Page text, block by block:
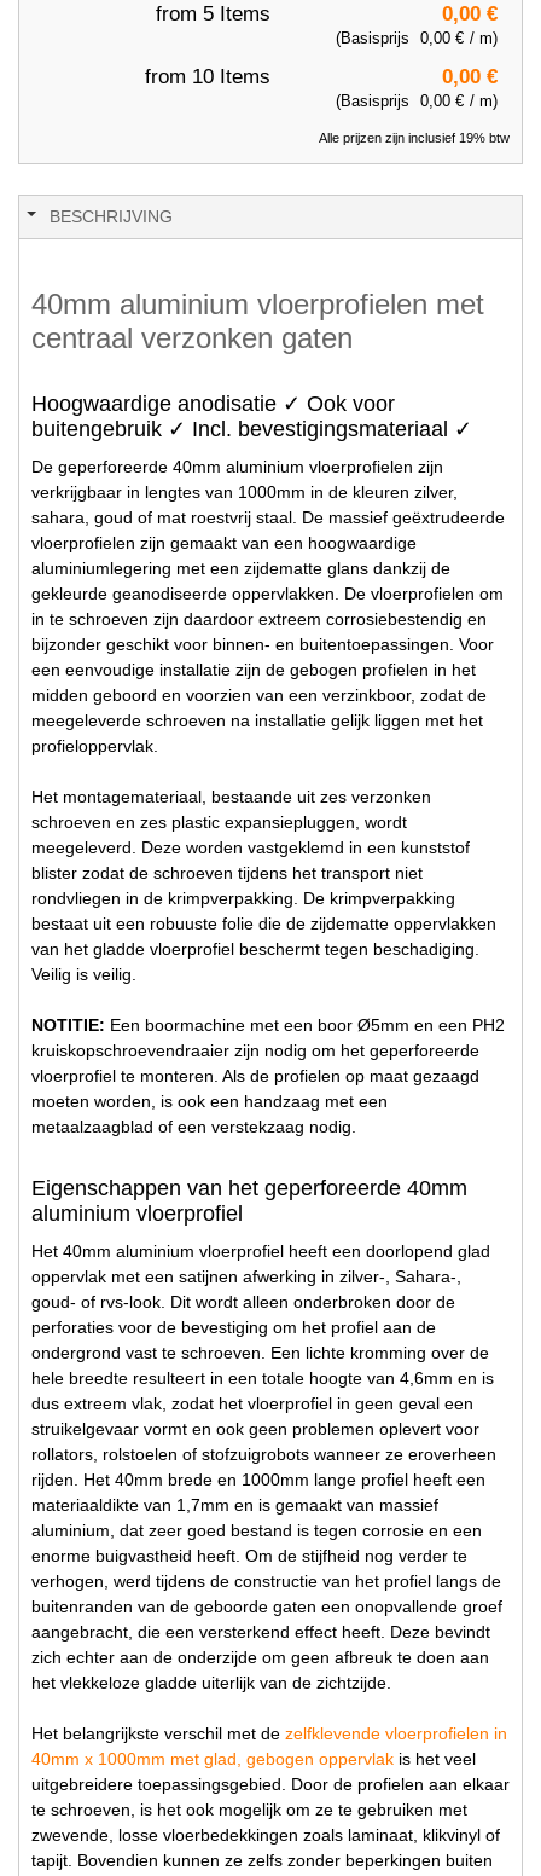
from 5 Items 0,00 €
(Basisprijs 0,00 € / m)
from 10 Items 0,00 €
(Basisprijs 0,00 € / m)
Alle prijzen zijn inclusief 19% btw
BESCHRIJVING
40mm aluminium vloerprofielen met
centraal verzonken gaten
Hoogwaardige anodisatie ✓ Ook voor
buitengebruik ✓ Incl. bevestigingsmateriaal ✓
De geperforeerde 40mm aluminium vloerprofielen zijn
verkrijgbaar in lengtes van 1000mm in de kleuren zilver,
sahara, goud of mat roestvrij staal. De massief geëxtrudeerde
vloerprofielen zijn gemaakt van een hoogwaardige
aluminiumlegering met een zijdematte glans dankzij de
gekleurde geanodiseerde oppervlakken. De vloerprofielen om
in te schroeven zijn daardoor extreem corrosiebestendig en
bijzonder geschikt voor binnen- en buitentoepassingen. Voor
een eenvoudige installatie zijn de gebogen profielen in het
midden geboord en voorzien van een verzinkboor, zodat de
meegeleverde schroeven na installatie gelijk liggen met het
profieloppervlak.
Het montagemateriaal, bestaande uit zes verzonken
schroeven en zes plastic expansiepluggen, wordt
meegeleverd. Deze worden vastgeklemd in een kunststof
blister zodat de schroeven tijdens het transport niet
rondvliegen in de krimpverpakking. De krimpverpakking
bestaat uit een robuuste folie die de zijdematte oppervlakken
van het gladde vloerprofiel beschermt tegen beschadiging.
Veilig is veilig.
NOTITIE: Een boormachine met een boor Ø5mm en een PH2
kruiskopschroevendraaier zijn nodig om het geperforeerde
vloerprofiel te monteren. Als de profielen op maat gezaagd
moeten worden, is ook een handzaag met een
metaalzaagblad of een verstekzaag nodig.
Eigenschappen van het geperforeerde 40mm
aluminium vloerprofiel
Het 40mm aluminium vloerprofiel heeft een doorlopend glad
oppervlak met een satijnen afwerking in zilver-, Sahara-,
goud- of rvs-look. Dit wordt alleen onderbroken door de
perforaties voor de bevestiging om het profiel aan de
ondergrond vast te schroeven. Een lichte kromming over de
hele breedte resulteert in een totale hoogte van 4,6mm en is
dus extreem vlak, zodat het vloerprofiel in geen geval een
struikelgevaar vormt en ook geen problemen oplevert voor
rollators, rolstoelen of stofzuigrobots wanneer ze eroverheen
rijden. Het 40mm brede en 1000mm lange profiel heeft een
materiaaldikte van 1,7mm en is gemaakt van massief
aluminium, dat zeer goed bestand is tegen corrosie en een
enorme buigvastheid heeft. Om de stijfheid nog verder te
verhogen, werd tijdens de constructie van het profiel langs de
buitenranden van de geboorde gaten een onopvallende groef
aangebracht, die een versterkend effect heeft. Deze bevindt
zich echter aan de onderzijde om geen afbreuk te doen aan
het vlekkeloze gladde uiterlijk van de zichtzijde.
Het belangrijkste verschil met de zelfklevende vloerprofielen in
40mm x 1000mm met glad, gebogen oppervlak is het veel
uitgebreidere toepassingsgebied. Door de profielen aan elkaar
te schroeven, is het ook mogelijk om ze te gebruiken met
zwevende, losse vloerbedekkingen zoals laminaat, klikvinyl of
tapijt. Bovendien kunnen ze zelfs zonder beperkingen buiten